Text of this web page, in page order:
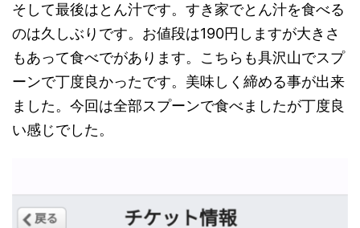
そして最後はとん汁です。すき家でとん汁を食べる
のは久しぶりです。お値段は190円しますが大きさ
もあって食べでがあります。こちらも具沢山でスプ
ーンで丁度良かったです。美味しく締める事が出来
ました。今回は全部スプーンで食べましたが丁度良
い感じでした。